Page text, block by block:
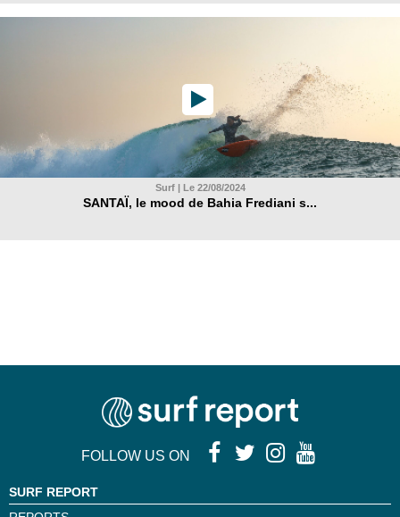
Surf | Le 22/08/2024
SANTAÏ, le mood de Bahia Frediani s...
FOLLOW US ON
SURF REPORT